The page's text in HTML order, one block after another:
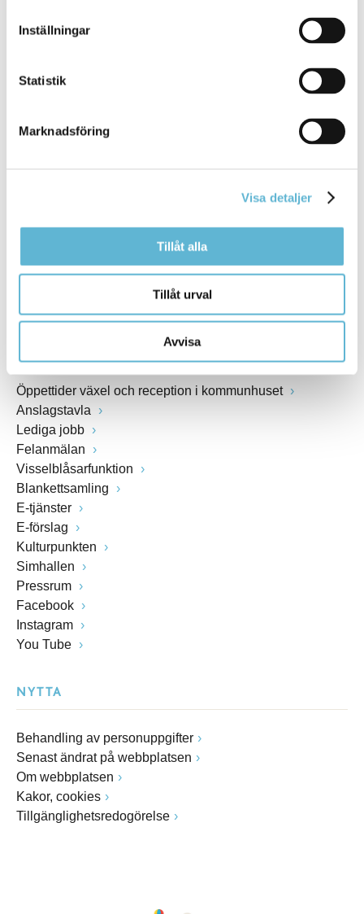
Inställningar
Statistik
Marknadsföring
Visa detaljer
Tillåt alla
Tillåt urval
Avvisa
KONTAKT
Besöksadress
Box 18, 295 21 Bromölla
Fax: 0456-82 22 00
Öppettider växel och reception i kommunhuset
Anslagstavla
Lediga jobb
Felanmälan
Visselblåsarfunktion
Blankettsamling
E-tjänster
E-förslag
Kulturpunkten
Simhallen
Pressrum
Facebook
Instagram
You Tube
NYTTA
Behandling av personuppgifter
Senast ändrat på webbplatsen
Om webbplatsen
Kakor, cookies
Tillgänglighetsredogörelse